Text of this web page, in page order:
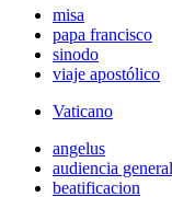
misa
papa francisco
sinodo
viaje apostólico
Vaticano
angelus
audiencia general
beatificacion